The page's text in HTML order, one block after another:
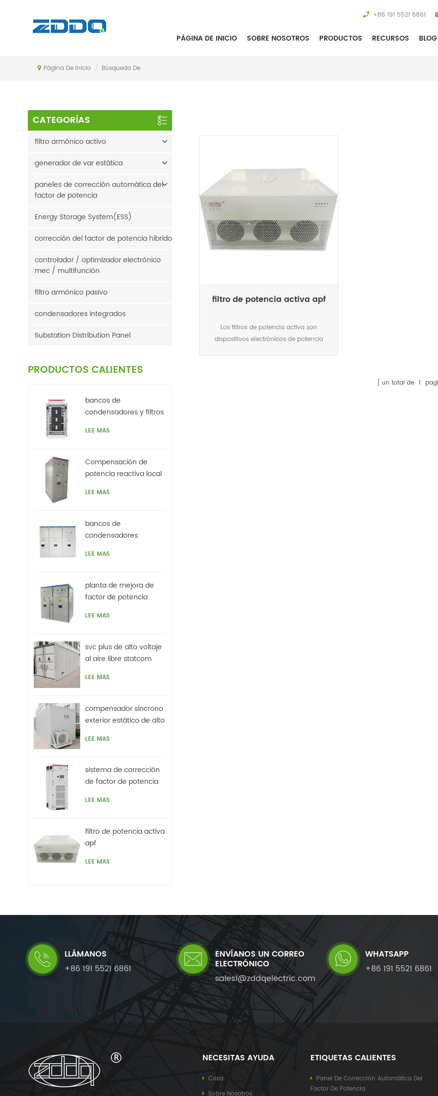
+86 191 5521 6861
PÁGINA DE INICIO SOBRE NOSOTROS PRODUCTOS RECURSOS BLOG
BÚSQUEDA DE
Página De Inicio / Búsqueda De
filtro de potencia activa apf
Los filtros de potencia activa son
dispositivos electrónicos de potencia
un total de 1
CATEGORÍAS
filtro armónico activo
generador de var estática
paneles de corrección automática del
factor de potencia
Energy Storage System(ESS)
corrección del factor de potencia híbrido
controlador / optimizador electrónico
mec / multifunción
filtro armónico pasivo
condensadores integrados
Substation Distribution Panel
PRODUCTOS CALIENTES
bancos de
condensadores y filtros
tensión
LEE MAS
Compensación de
potencia reactiva local
horno de arco
LEE MAS
bancos de
condensadores
tensión con filtros
LEE MAS
planta de mejora de
factor de potencia
voltaje basada en svc
LEE MAS
svc plus de alto voltaje
al aire libre statcom
LEE MAS
compensador síncrono
exterior estático de alto
LEE MAS
sistema de corrección
de factor de potencia
LEE MAS
filtro de potencia activa
apf
LEE MAS
LLÁMANOS
+86 191 5521 6861
ENVÍANOS UN CORREO
ELECTRÓNICO
sales1@zddqelectric.com
WHATSAPP
+86 191 5521 6861
ETIQUETAS CALIENTES
Panel De Corrección Automática Del
Factor De Potencia
NECESITAS AYUDA
Casa
Sobre Nosotros